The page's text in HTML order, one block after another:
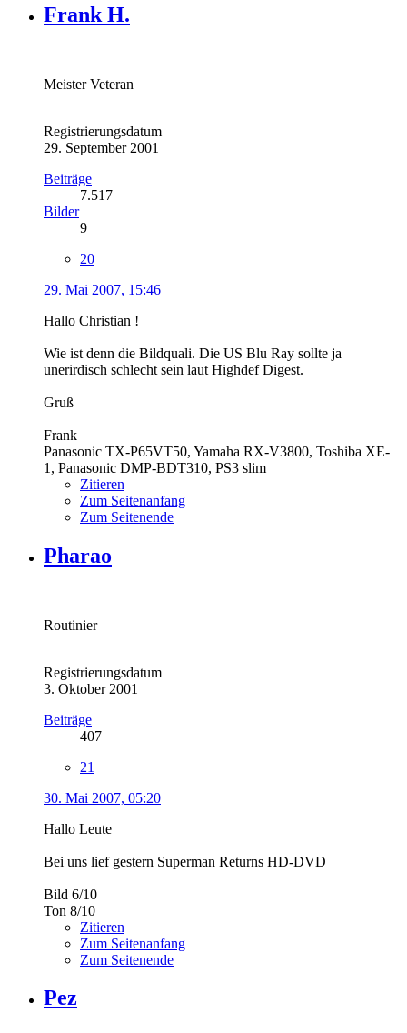
Frank H.
Meister Veteran
Registrierungsdatum
29. September 2001
Beiträge
7.517
Bilder
9
20
29. Mai 2007, 15:46
Hallo Christian !
Wie ist denn die Bildquali. Die US Blu Ray sollte ja
unerirdisch schlecht sein laut Highdef Digest.
Gruß
Frank
Panasonic TX-P65VT50, Yamaha RX-V3800, Toshiba XE-
1, Panasonic DMP-BDT310, PS3 slim
Zitieren
Zum Seitenanfang
Zum Seitenende
Pharao
Routinier
Registrierungsdatum
3. Oktober 2001
Beiträge
407
21
30. Mai 2007, 05:20
Hallo Leute
Bei uns lief gestern Superman Returns HD-DVD
Bild 6/10
Ton 8/10
Zitieren
Zum Seitenanfang
Zum Seitenende
Pez